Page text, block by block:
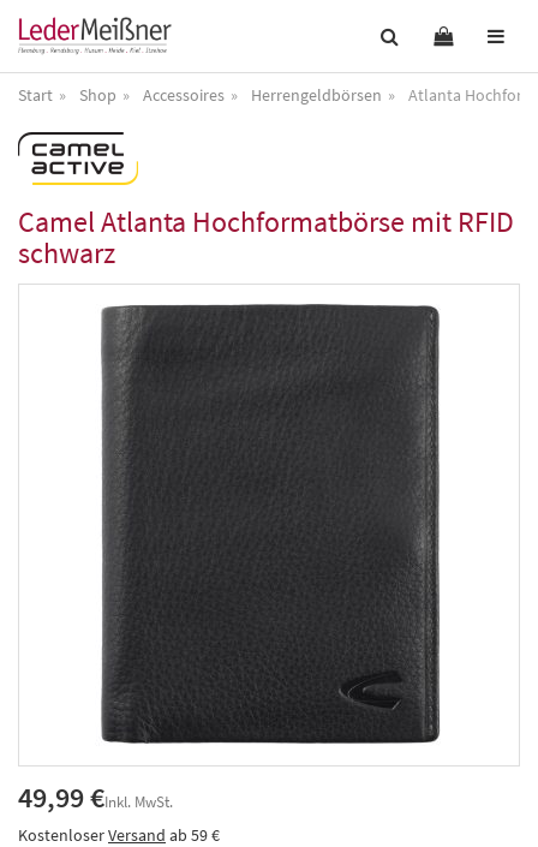
Start Shop Accessoires Herrengeldbörsen Atlanta
CamelAtlanta Hochformatbörse mit RFID
schwarz
49,99 €Inkl. MwSt.
KostenloserVersand ab 59 €